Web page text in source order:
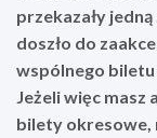
przekazały
doszło do
wspólnego
Jeżeli więc masz
bilety okresowe,